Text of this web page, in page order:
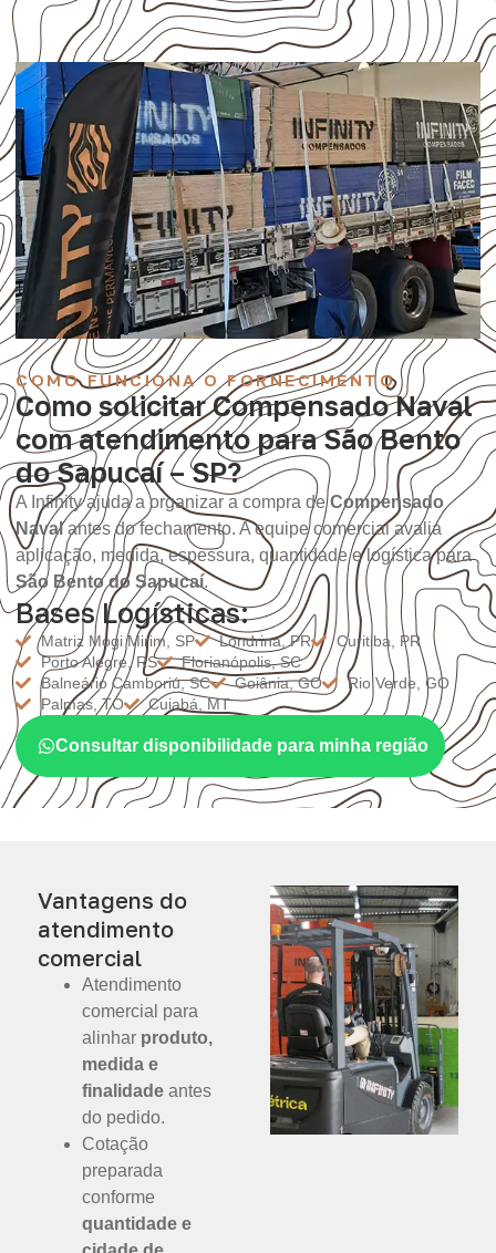
COMO FUNCIONA O FORNECIMENTO
Como solicitar Compensado Naval
com atendimento para São Bento
do Sapucaí – SP?
A Infinity ajuda a organizar a compra deCompensado
Navalantes do fechamento. A equipe comercial avalia
aplicação, medida, espessura, quantidade e logística para
São Bento do Sapucaí.
Bases Logísticas:
Matriz Mogi Mirim, SP Londrina, PR
Curitiba, PR
Porto Alegre, RS
Florianópolis, SC
Balneário Camboriú, SC
Goiânia, GO
Rio Verde, GO
Palmas, TO
Cuiabá, MT
Consultar disponibilidade para minha região
Vantagens do
atendimento
comercial
Atendimento
comercial para
alinhar produto,
medida e
finalidade antes
do pedido.
Cotação
preparada
conforme
quantidade e